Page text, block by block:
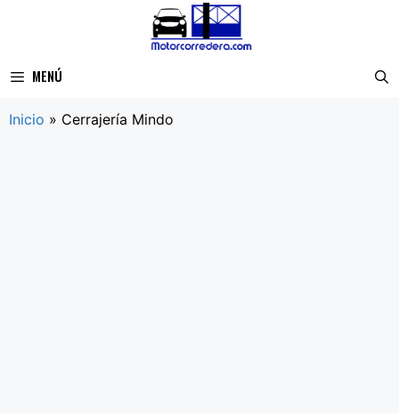
MENÚ
Inicio » Cerrajería Mindo